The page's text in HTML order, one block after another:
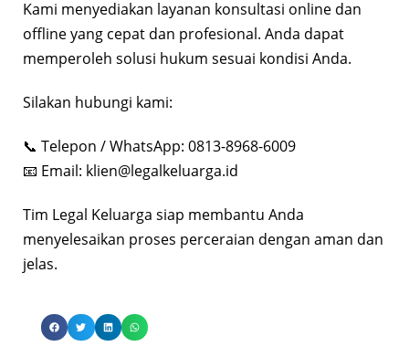
Kami menyediakan layanan konsultasi online dan
offline yang cepat dan profesional. Anda dapat
memperoleh solusi hukum sesuai kondisi Anda.
Silakan hubungi kami:
📞 Telepon / WhatsApp: 0813-8968-6009
📧 Email: klien@legalkeluarga.id
Tim Legal Keluarga siap membantu Anda
menyelesaikan proses perceraian dengan aman dan
jelas.